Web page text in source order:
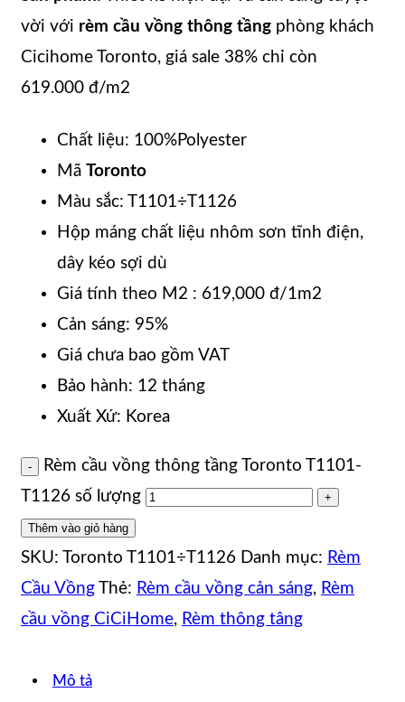
vời với rèm cầu vồng thông tầng phòng khách
Cicihome Toronto, giá sale 38% chỉ còn
619.000 đ/m2
Chất liệu: 100%Polyester
Mã
Toronto
Màu sắc: T1101÷T1126
Hộp máng chất liệu nhôm sơn tĩnh điện,
dây kéo sợi dù
Giá tính theo M2 : 619,000 đ/1m2
Cản sáng: 95%
Giá chưa bao gồm VAT
Bảo hành: 12 tháng
Xuất Xứ: Korea
Rèm cầu vồng thông tầng Toronto T1101-
T1126 số lượng
Thêm vào giỏ hàng
SKU: Toronto T1101÷T1126 Danh mục: Rèm
Cầu Vồng Thẻ: Rèm cầu vồng cản sáng, Rèm
cầu vồng CiCiHome, Rèm thông tâng
Mô tả